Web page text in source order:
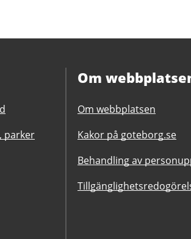
parker
Om
Om webbplatsen
Kakor på goteborg.se
Behandling av